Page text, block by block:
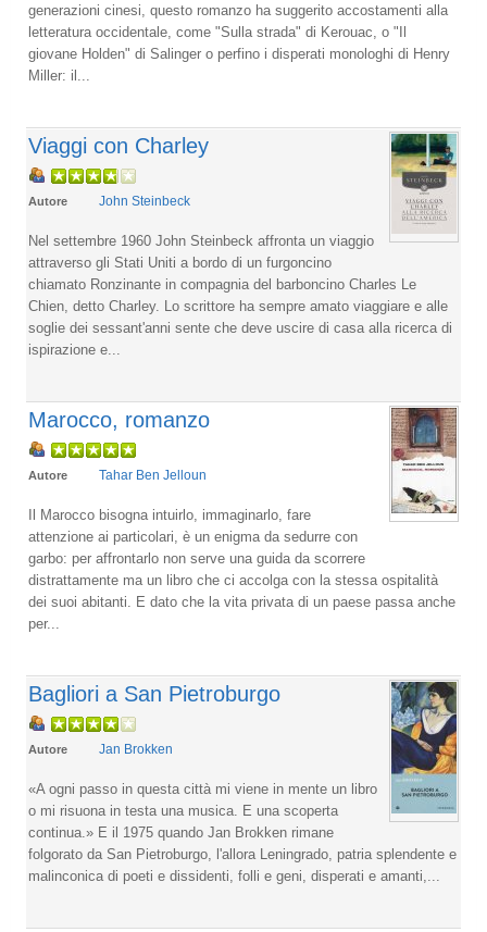
generazioni cinesi, questo romanzo ha suggerito accostamenti alla
letteratura occidentale, come "Sulla strada" di Kerouac, o "Il
giovane Holden" di Salinger o perfino i disperati monologhi di Henry
Miller: il...
Viaggi con Charley
Autore John Steinbeck
Nel settembre 1960 John Steinbeck affronta un viaggio
attraverso gli Stati Uniti a bordo di un furgoncino
chiamato Ronzinante in compagnia del barboncino Charles Le
Chien, detto Charley. Lo scrittore ha sempre amato viaggiare e alle
soglie dei sessant'anni sente che deve uscire di casa alla ricerca di
ispirazione e...
Marocco, romanzo
Autore Tahar Ben Jelloun
Il Marocco bisogna intuirlo, immaginarlo, fare
attenzione ai particolari, è un enigma da sedurre con
garbo: per affrontarlo non serve una guida da scorrere
distrattamente ma un libro che ci accolga con la stessa ospitalità
dei suoi abitanti. E dato che la vita privata di un paese passa anche
per...
Bagliori a San Pietroburgo
Autore Jan Brokken
«A ogni passo in questa città mi viene in mente un libro
o mi risuona in testa una musica. E una scoperta
continua.» E il 1975 quando Jan Brokken rimane
folgorato da San Pietroburgo, l'allora Leningrado, patria splendente e
malinconica di poeti e dissidenti, folli e geni, disperati e amanti,...